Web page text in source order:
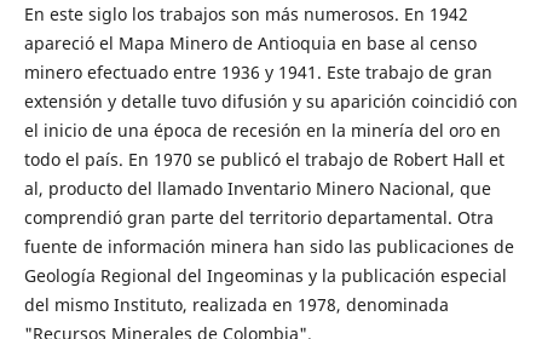
En este siglo los trabajos son más numerosos. En 1942
apareció el Mapa Minero de Antioquia en base al censo
minero efectuado entre 1936 y 1941. Este trabajo de gran
extensión y detalle tuvo difusión y su aparición coincidió con
el inicio de una época de recesión en la minería del oro en
todo el país. En 1970 se publicó el trabajo de Robert Hall et
al, producto del llamado Inventario Minero Nacional, que
comprendió gran parte del territorio departamental. Otra
fuente de información minera han sido las publicaciones de
Geología Regional del Ingeominas y la publicación especial
del mismo Instituto, realizada en 1978, denominada
"Recursos Minerales de Colombia".